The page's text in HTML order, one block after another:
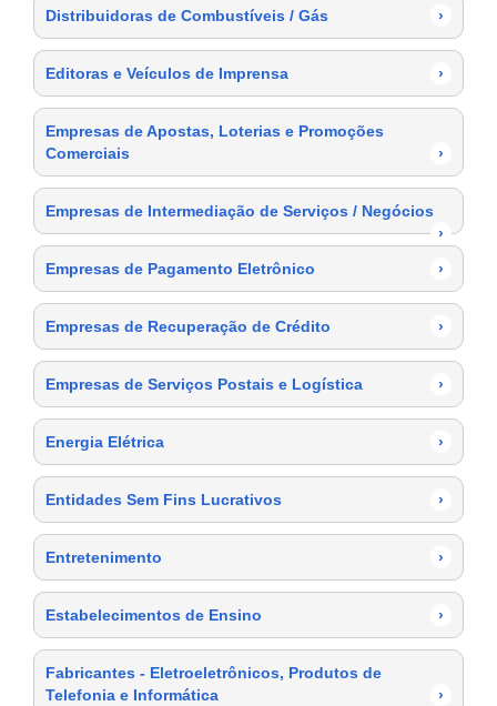
Distribuidoras de Combustíveis / Gás ›
Editoras e Veículos de Imprensa ›
Empresas de Apostas, Loterias e Promoções
Comerciais
›
Empresas de Intermediação de Serviços / Negócios
›
Empresas de Pagamento Eletrônico
›
Empresas de Recuperação de Crédito ›
Empresas de Serviços Postais e Logística ›
Energia Elétrica ›
Entidades Sem Fins Lucrativos ›
Entretenimento ›
Estabelecimentos de Ensino ›
Fabricantes - Eletroeletrônicos, Produtos de
Telefonia e Informática
›